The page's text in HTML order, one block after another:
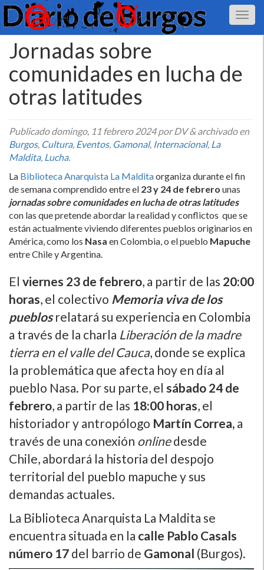
Jornadas sobre
comunidades en lucha de
otras latitudes
Publicadodomingo, 11 febrero 2024por DV&archivado en
Burgos, Cultura, Eventos, Gamonal, Internacional, La
Maldita, Lucha.
La Biblioteca Anarquista La Malditaorganiza durante el fin
de semana comprendido entre el 23 y 24 de febrero unas
jornadas sobre comunidades en lucha de otras latitudes
con las que pretende abordar la realidad y conflictos que se
están actualmente viviendo diferentes pueblos originarios en
América, como los Nasa en Colombia, o el pueblo Mapuche
entre Chile y Argentina.
El viernes 23 de febrero, a partir de las 20:00
horas, el colectivo Memoria viva de los
pueblosrelatará su experiencia en Colombia
a través de la charla Liberación de la madre
tierra en el valle del Cauca, donde se explica
la problemática que afecta hoy en día al
pueblo Nasa. Por su parte, el sábado 24 de
febrero, a partir de las 18:00 horas, el
historiador y antropólogo Martín Correa, a
través de una conexión onlinedesde
Chile, abordará la historia del despojo
territorial del pueblo mapuche y sus
demandas actuales.
La Biblioteca Anarquista La Maldita se
encuentra situada en la calle Pablo Casals
número 17 del barrio de Gamonal (Burgos).